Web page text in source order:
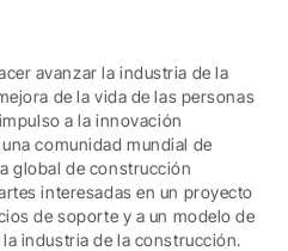
avanzar la industria de la
de la vida de las personas
a la innovación
comunidad mundial de
global de construcción
interesadas en un proyecto
de soporte y a un modelo de
industria de la construcción.